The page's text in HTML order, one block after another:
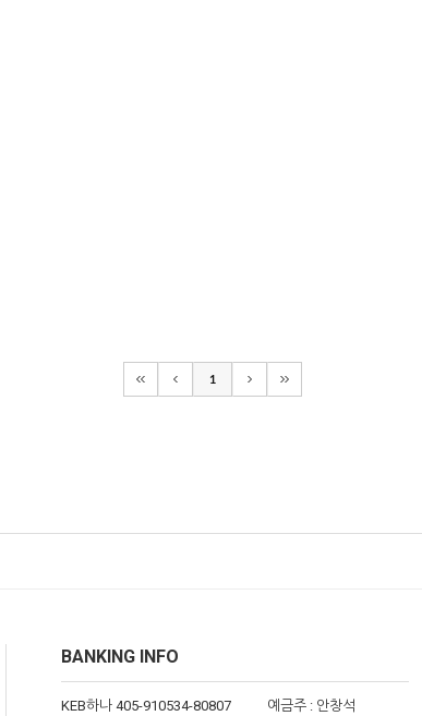
1
BANKING INFO
KEB하나 405-910534-80807 예금주 : 안창석